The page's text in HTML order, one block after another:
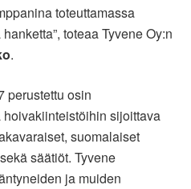
toteuttamassa
toteaa Tyvene Oy:n
.
perustettu osin
sijoittava
suomalaiset
säätiöt. Tyvene
ja muiden